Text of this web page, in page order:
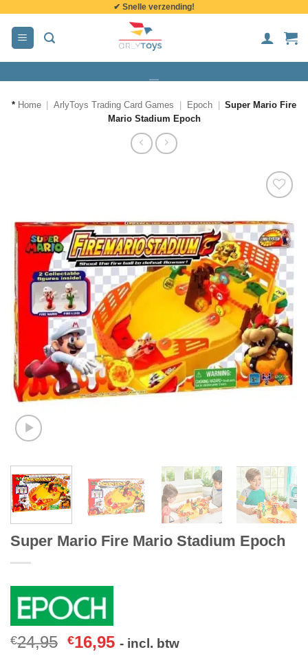
inhoud
✔ Snelle verzending!
* Home ArlyToys Trading Card Games Epoch
Super Mario Fire
Mario Stadium Epoch
Super Mario Fire Mario Stadium Epoch
€24,95 €16,95 - incl. btw